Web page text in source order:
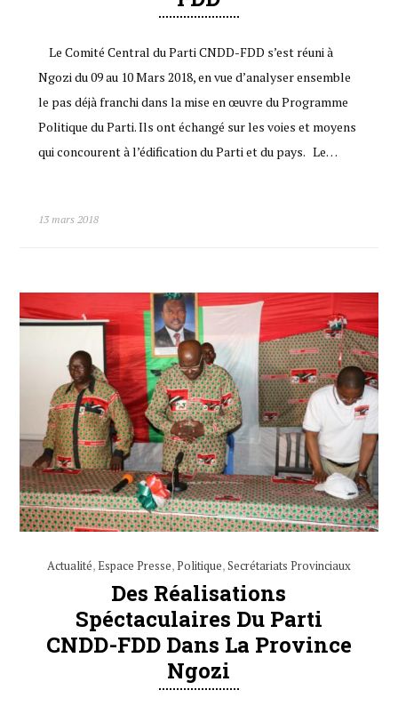
Le Comité Central du Parti CNDD-FDD s’est réuni à
Ngozi du 09 au 10 Mars 2018, en vue d’analyser ensemble
le pas déjà franchi dans la mise en œuvre du Programme
Politique du Parti. Ils ont échangé sur les voies et moyens
qui concourent à l’édification du Parti et du pays. Le…
13 mars 2018
Actualité,Espace Presse,Politique,Secrétariats Provinciaux
Des Réalisations
Spéctaculaires Du Parti
CNDD-FDD Dans La Province
Ngozi